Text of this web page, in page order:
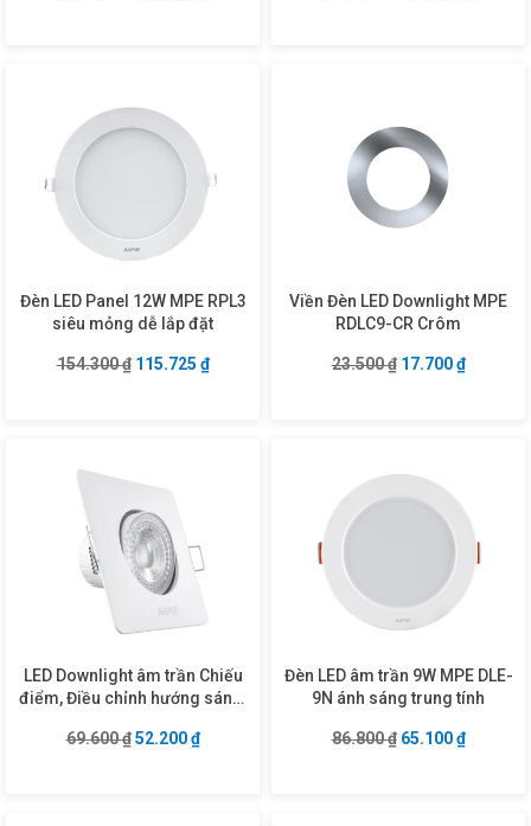
Đèn LED Panel 12W MPE RPL3
siêu mỏng dễ lắp đặt
154.300₫ Giá gốc là: 154.300 ₫.
115.725 ₫Giá hiện tại là: 115.725 ₫.
Viền Đèn LED Downlight MPE
RDLC9-CR Crôm
23.500₫ Giá gốc là:
17.700₫Giá hiện
LED Downlight âm trần Chiếu
điểm, Điều chỉnh hướng sáng,
DLA2S-3T
69.600₫ Giá gốc là: 69.600 ₫.
52.200₫Giá hiện tại là: 52.200 ₫.
Đèn LED âm trần 9W MPE DLE-
9N ánh sáng trung tính
86.800₫ Giá gốc là:
65.100₫Giá hiện